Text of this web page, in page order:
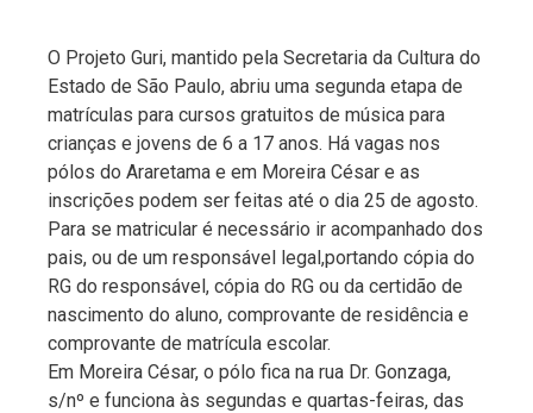
O Projeto Guri, mantido pela Secretaria da Cultura do
Estado de São Paulo, abriu uma segunda etapa de
matrículas para cursos gratuitos de música para
crianças e jovens de 6 a 17 anos. Há vagas nos
pólos do Araretama e em Moreira César e as
inscrições podem ser feitas até o dia 25 de agosto.
Para se matricular é necessário ir acompanhado dos
pais, ou de um responsável legal,portando cópia do
RG do responsável, cópia do RG ou da certidão de
nascimento do aluno, comprovante de residência e
comprovante de matrícula escolar.
Em Moreira César, o pólo fica na rua Dr. Gonzaga,
s/nº e funciona às segundas e quartas-feiras, das